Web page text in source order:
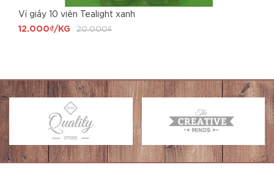
Vỉ giấy 10 viên Tealight xanh
12.000₫/KG
20.000₫